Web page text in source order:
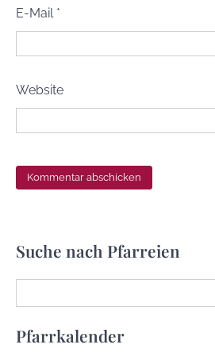
E-Mail *
Website
Suche nach Pfarreien
Pfarrkalender